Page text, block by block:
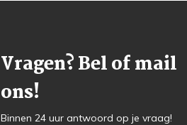
Vragen? Bel of mail
ons!
Binnen 24 uur antwoord op je vraag!